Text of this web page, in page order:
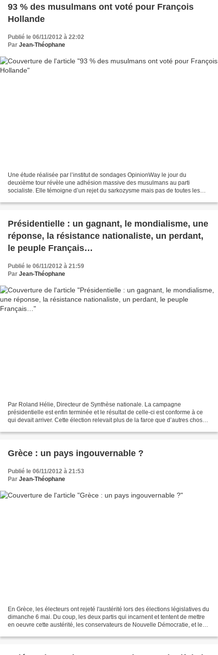
93 % des musulmans ont voté pour François
Hollande
Publié le 06/11/2012 à 22:02
Par Jean-Théophane
Une étude réalisée par l’institut de sondages OpinionWay le jour du
deuxième tour révèle une adhésion massive des musulmans au parti
socialiste. Elle témoigne d’un rejet du sarkozysme mais pas de toutes les
Présidentielle : un gagnant, le mondialisme, une
réponse, la résistance nationaliste, un perdant,
le peuple Français…
Publié le 06/11/2012 à 21:59
Par Jean-Théophane
Par Roland Hélie, Directeur de Synthèse nationale. La campagne
présidentielle est enfin terminée et le résultat de celle-ci est conforme à ce
qui devait arriver. Cette élection relevait plus de la farce que d’autres chose
Grèce : un pays ingouvernable ?
Publié le 06/11/2012 à 21:53
Par Jean-Théophane
En Grèce, les électeurs ont rejeté l'austérité lors des élections législatives du
dimanche 6 mai. Du coup, les deux partis qui incarnent et tentent de mettre
en oeuvre cette austérité, les conservateurs de Nouvelle Démocratie, et les